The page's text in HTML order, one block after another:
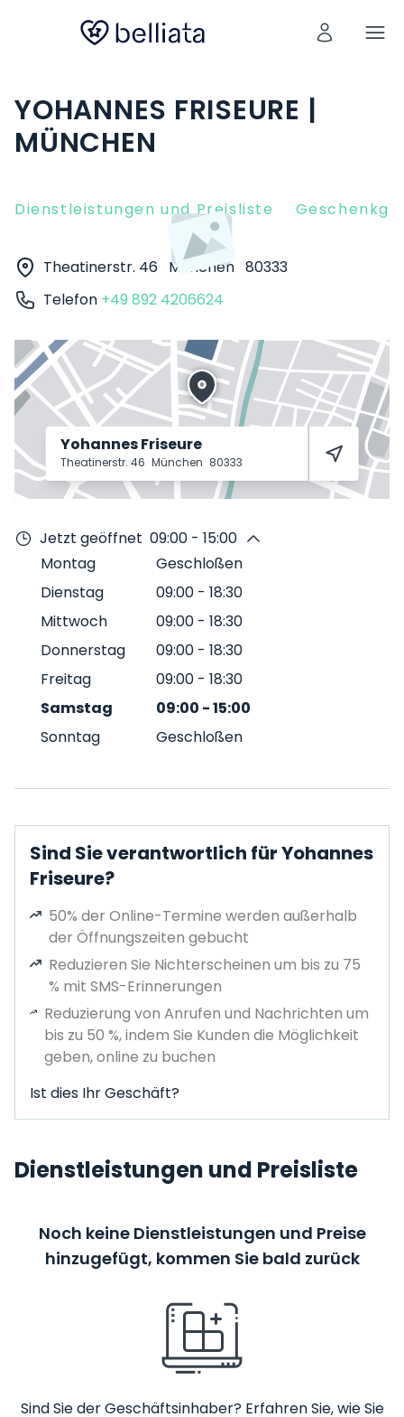
YOHANNES FRISEURE |
MÜNCHEN
Dienstleistungen und Preisliste
Theatinerstr. 46 München 80333
Telefon +49 892 4206624
Yohannes Friseure
Theatinerstr. 46 München 80333
Jetzt geöffnet 09:00 - 15:00
Montag
Geschloßen
Dienstag
09:00 - 18:30
Mittwoch
09:00 - 18:30
Donnerstag
09:00 - 18:30
Freitag
09:00 - 18:30
Samstag
09:00 -15:00
Sonntag
Geschloßen
Sind Sie verantwortlich für Yohannes
Friseure?
50% der Online-Termine werden außerhalb
der Öffnungszeiten gebucht
Reduzieren Sie Nichterscheinen um bis zu 75
% mit SMS-Erinnerungen
Reduzierung von Anrufen und Nachrichten um
bis zu 50 %, indem Sie Kunden die Möglichkeit
geben, online zu buchen
Ist dies Ihr Geschäft?
Dienstleistungen und Preisliste
Noch keine Dienstleistungen und Preise
hinzugefügt, kommen Sie bald zurück
Sind Sie der Geschäftsinhaber? Erfahren Sie, wie Sie